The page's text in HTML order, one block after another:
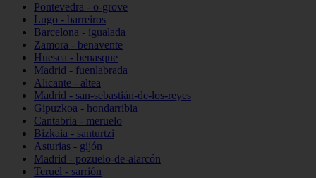
Pontevedra - o-grove
Lugo - barreiros
Barcelona - igualada
Zamora - benavente
Huesca - benasque
Madrid - fuenlabrada
Alicante - altea
Madrid - san-sebastián-de-los-reyes
Gipuzkoa - hondarribia
Cantabria - meruelo
Bizkaia - santurtzi
Asturias - gijón
Madrid - pozuelo-de-alarcón
Teruel - sarrión